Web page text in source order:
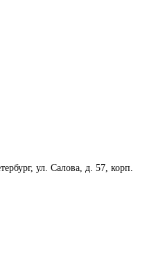
ул. Салова, д. 57, корп.